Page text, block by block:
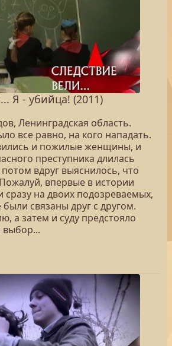
Я - убийца! (2011)
Ленинградская область.
все равно, на кого нападать.
и пожилые женщины, и
преступника длилась
вдруг выяснилось, что
впервые в истории
сразу на двоих подозреваемых,
связаны друг с другом.
а затем и суду предстояло
выбор...